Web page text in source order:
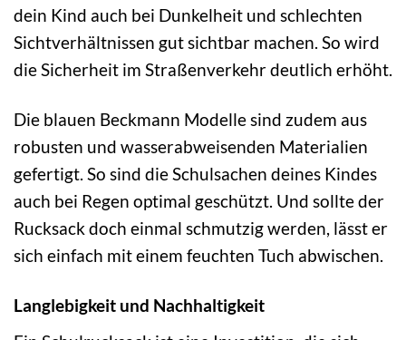
dein Kind auch bei Dunkelheit und schlechten
Sichtverhältnissen gut sichtbar machen. So wird
die Sicherheit im Straßenverkehr deutlich erhöht.
Die blauen Beckmann Modelle sind zudem aus
robusten und wasserabweisenden Materialien
gefertigt. So sind die Schulsachen deines Kindes
auch bei Regen optimal geschützt. Und sollte der
Rucksack doch einmal schmutzig werden, lässt er
sich einfach mit einem feuchten Tuch abwischen.
Langlebigkeit und Nachhaltigkeit